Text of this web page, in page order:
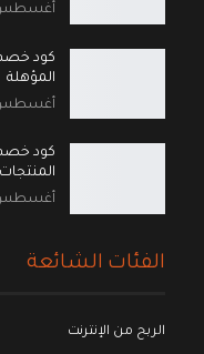
أغسطس 6,
المؤهلة
أغسطس 6,
أغسطس 5,
الفئات الشائعة
الربح من الإنترنت